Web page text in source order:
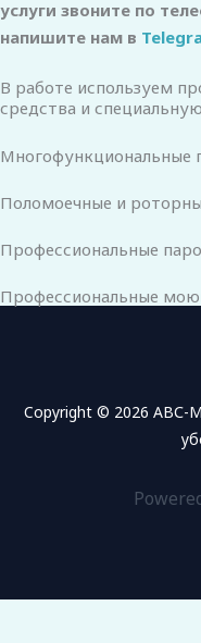
услуги звоните по
напишите нам в
В работе используем
средства и
Многофункциональные
Поломоечные и
Профессиональные
Профессиональные
Copyright © 2026 АВС-